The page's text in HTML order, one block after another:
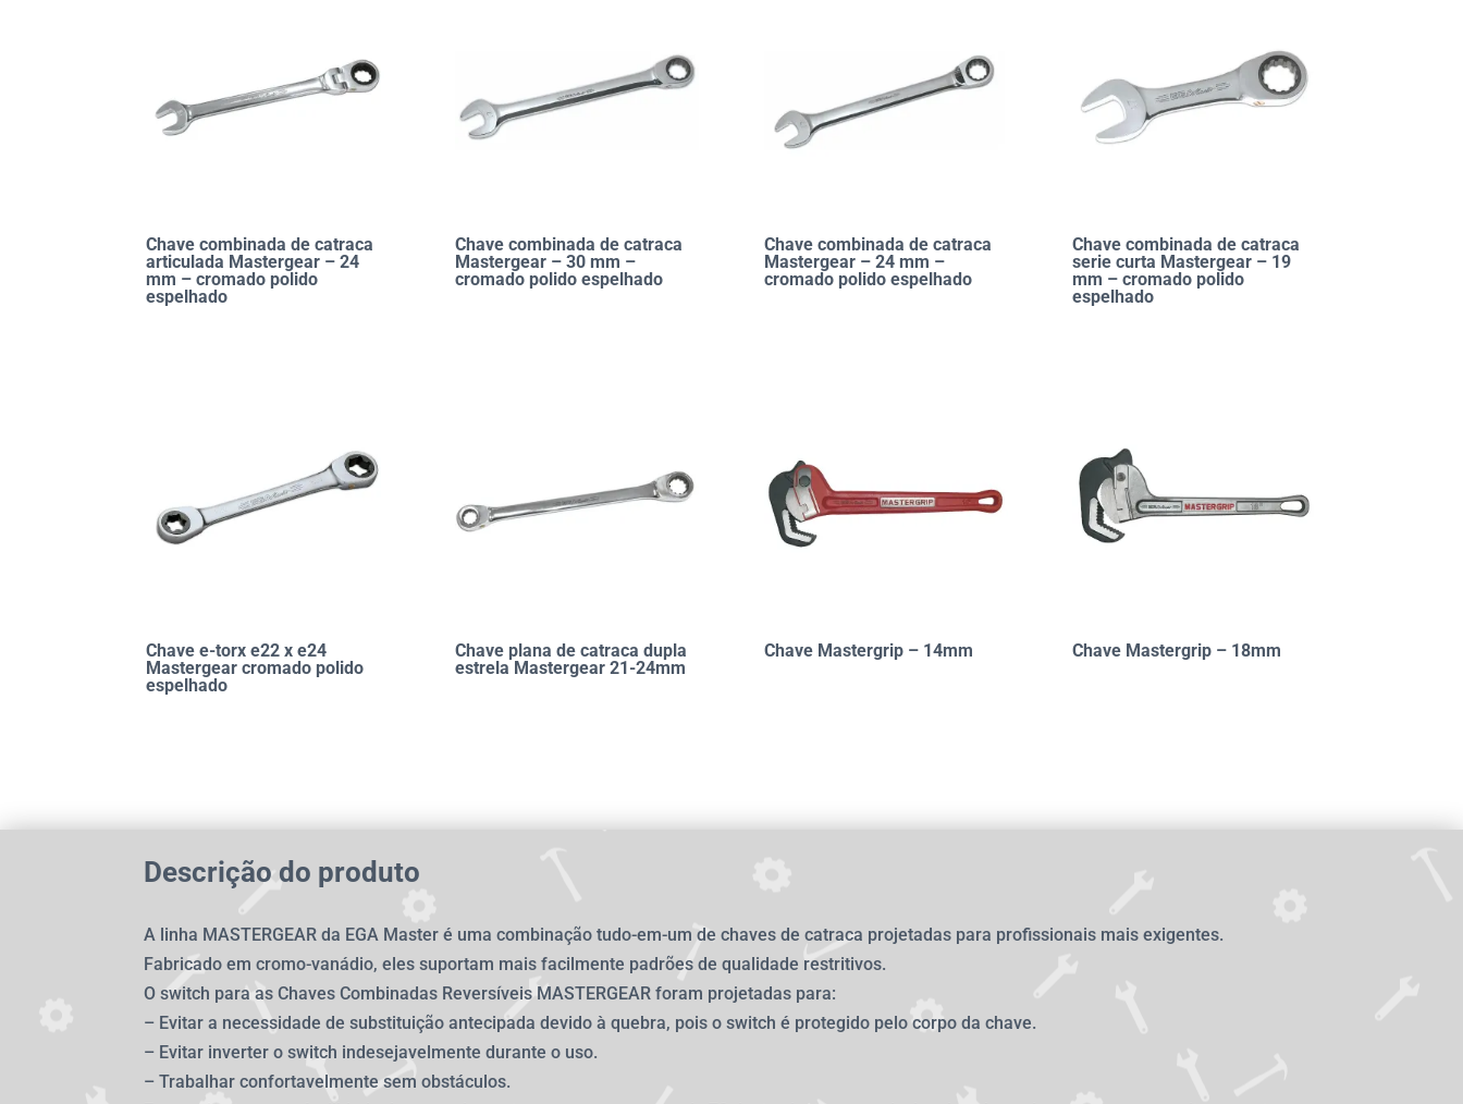
Chave combinada de catraca
articulada Mastergear – 24
mm – cromado polido
espelhado
Chave combinada de catraca
Mastergear – 30 mm –
cromado polido espelhado
Chave combinada de catraca
Mastergear – 24 mm –
cromado polido espelhado
Chave combinada de catraca
serie curta Mastergear – 19
mm – cromado polido
espelhado
Chave e-torx e22 x e24
Mastergear cromado polido
espelhado
Chave plana de catraca dupla
estrela Mastergear 21-24mm
Chave Mastergrip – 14mm Chave Mastergrip – 18mm
Descrição do produto
A linha MASTERGEAR da EGA Master é uma combinação tudo-em-um de chaves de catraca projetadas para profissionais mais exigentes.
Fabricado em cromo-vanádio, eles suportam mais facilmente padrões de qualidade restritivos.
O switch para as Chaves Combinadas Reversíveis MASTERGEAR foram projetadas para:
– Evitar a necessidade de substituição antecipada devido à quebra, pois o switch é protegido pelo corpo da chave.
– Evitar inverter o switch indesejavelmente durante o uso.
– Trabalhar confortavelmente sem obstáculos.